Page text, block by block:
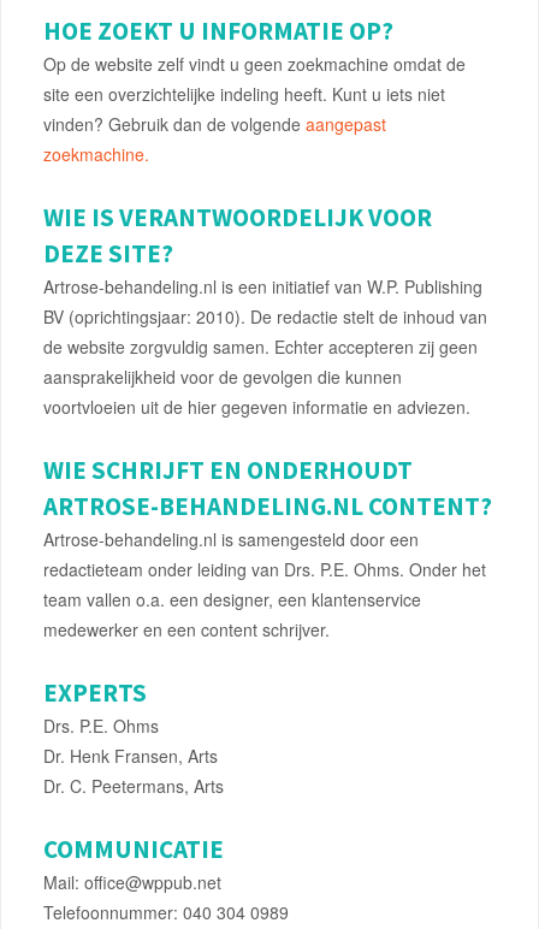
HOE ZOEKT U INFORMATIE OP?
Op de website zelf vindt u geen zoekmachine omdat de
site een overzichtelijke indeling heeft. Kunt u iets niet
vinden? Gebruik dan de volgende aangepast
zoekmachine.
WIE IS VERANTWOORDELIJK VOOR
DEZE SITE?
Artrose-behandeling.nl is een initiatief van W.P. Publishing
BV (oprichtingsjaar: 2010). De redactie stelt de inhoud van
de website zorgvuldig samen. Echter accepteren zij geen
aansprakelijkheid voor de gevolgen die kunnen
voortvloeien uit de hier gegeven informatie en adviezen.
WIE SCHRIJFT EN ONDERHOUDT
ARTROSE-BEHANDELING.NL CONTENT?
Artrose-behandeling.nl is samengesteld door een
redactieteam onder leiding van Drs. P.E. Ohms. Onder het
team vallen o.a. een designer, een klantenservice
medewerker en een content schrijver.
EXPERTS
Drs. P.E. Ohms
Dr. Henk Fransen, Arts
Dr. C. Peetermans, Arts
COMMUNICATIE
Mail: office@wppub.net
Telefoonnummer: 040 304 0989